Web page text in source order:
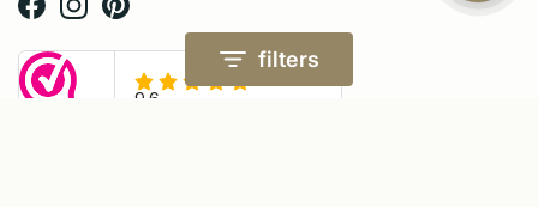
filters